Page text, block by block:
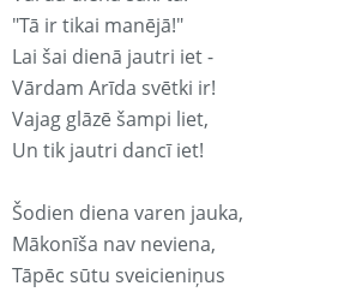
"Tā ir tikai manējā!"
Lai šai dienā jautri iet -
Vārdam Arīda svētki ir!
Vajag glāzē šampi liet,
Un tik jautri dancī iet!
Šodien diena varen jauka,
Mākonīša nav neviena,
Tāpēc sūtu sveicieniņus